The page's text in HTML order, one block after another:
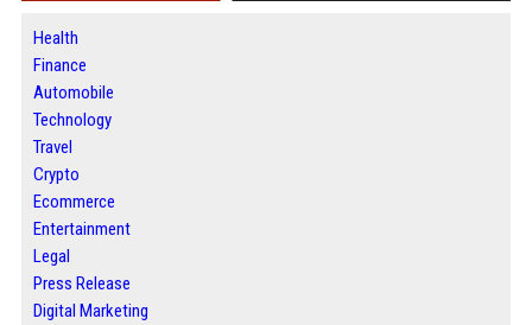
Health
Finance
Automobile
Technology
Travel
Crypto
Ecommerce
Entertainment
Legal
Press Release
Digital Marketing